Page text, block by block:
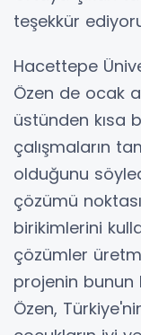
teşekkür
Hacettepe
Özen de ocak
üstünden kısa
çalışmaların
olduğunu
çözümü
birikimlerini
çözümler
projenin
Özen,